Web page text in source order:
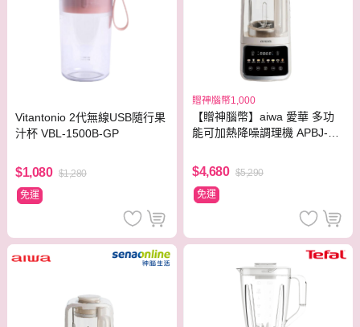
Vitantonio 2代無線USB隨行果
汁杯 VBL-1500B-GP
$1,080 $1,280
免運
贈神腦幣1,000
【贈神腦幣】aiwa 愛華 多功
能可加熱降噪調理機 APBJ-59
$4,680 $5,290
免運